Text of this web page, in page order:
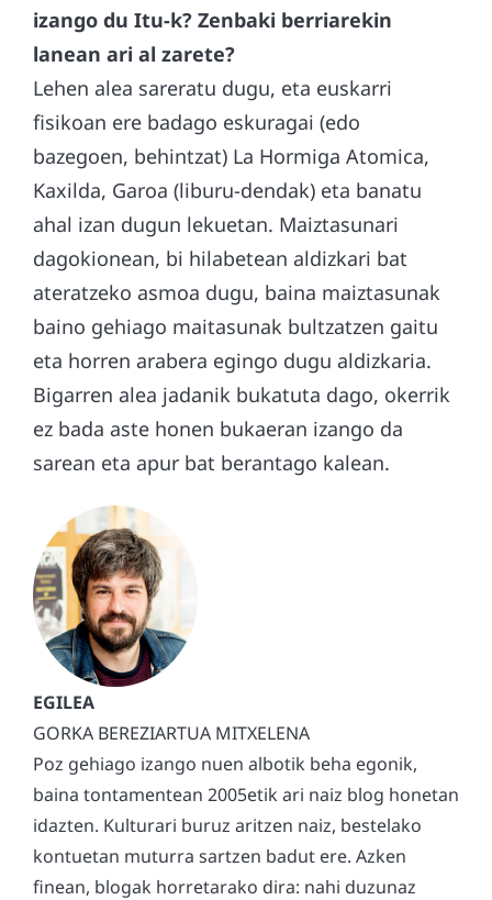
izango du Itu-k? Zenbaki berriarekin
lanean ari al zarete?
Lehen alea sareratu dugu, eta euskarri
fisikoan ere badago eskuragai (edo
bazegoen, behintzat) La Hormiga Atomica,
Kaxilda, Garoa (liburu-dendak) eta banatu
ahal izan dugun lekuetan. Maiztasunari
dagokionean, bi hilabetean aldizkari bat
ateratzeko asmoa dugu, baina maiztasunak
baino gehiago maitasunak bultzatzen gaitu
eta horren arabera egingo dugu aldizkaria.
Bigarren alea jadanik bukatuta dago, okerrik
ez bada aste honen bukaeran izango da
sarean eta apur bat berantago kalean.
GORKA BEREZIARTUA MITXELENA
Poz gehiago izango nuen albotik beha egonik,
baina tontamentean 2005etik ari naiz blog honetan
idazten. Kulturari buruz aritzen naiz, bestelako
kontuetan muturra sartzen badut ere. Azken
finean, blogak horretarako dira: nahi duzunaz